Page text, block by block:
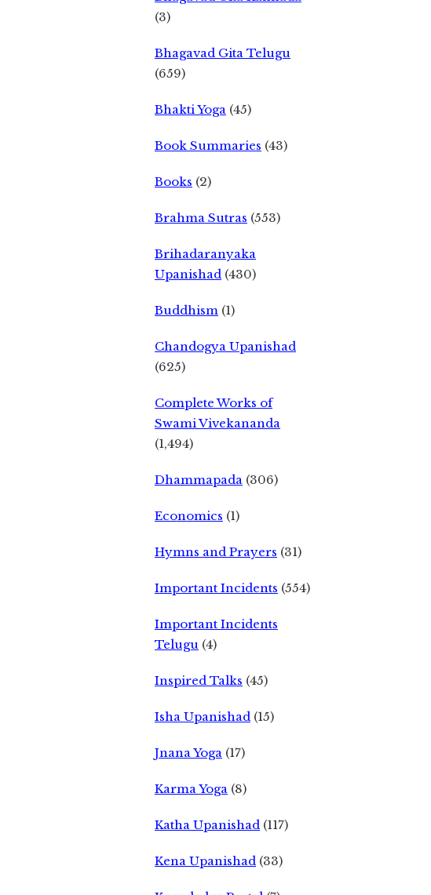
(3)
Bhagavad Gita Telugu
(659)
Bhakti Yoga (45)
Book Summaries (43)
Books (2)
Brahma Sutras (553)
Brihadaranyaka
Upanishad (430)
Buddhism (1)
Chandogya Upanishad
(625)
Complete Works of
Swami Vivekananda
(1,494)
Dhammapada (306)
Economics (1)
Hymns and Prayers (31)
Important Incidents (554)
Important Incidents
Telugu (4)
Inspired Talks (45)
Isha Upanishad (15)
Jnana Yoga (17)
Karma Yoga (8)
Katha Upanishad (117)
Kena Upanishad (33)